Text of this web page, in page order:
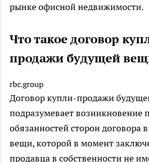
рынке офисной недвижимости.
Что такое договор
продажи будущей
rbc.group
Договор купли-продажи
подразумевает возникновение
обязанностей сторон договора
вещи, которой в момент
продавца в собственности не